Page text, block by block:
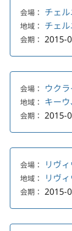
会場： チェ
地域： チェ
会期： 2015-
会場： ウク
地域： キー
会期： 2015-
会場： リヴ
地域： リヴ
会期： 2015-